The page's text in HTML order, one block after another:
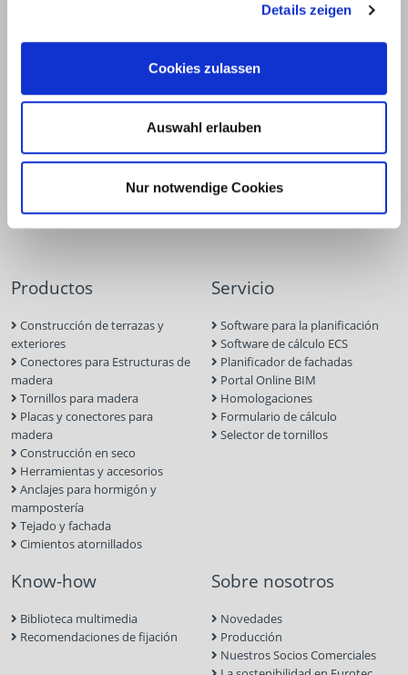
Details zeigen
Cookies zulassen
Auswahl erlauben
Nur notwendige Cookies
+49 2331 6245-0
Productos
Construcción de terrazas y
exteriores
Conectores para Estructuras de
madera
Tornillos para madera
Placas y conectores para
madera
Construcción en seco
Herramientas y accesorios
Anclajes para hormigón y
mampostería
Tejado y fachada
Cimientos atornillados
Servicio
Software para la planificación
Software de cálculo ECS
Planificador de fachadas
Portal Online BIM
Homologaciones
Formulario de cálculo
Selector de tornillos
Know-how
Biblioteca multimedia
Recomendaciones de fijación
Sobre nosotros
Novedades
Producción
Nuestros Socios Comerciales